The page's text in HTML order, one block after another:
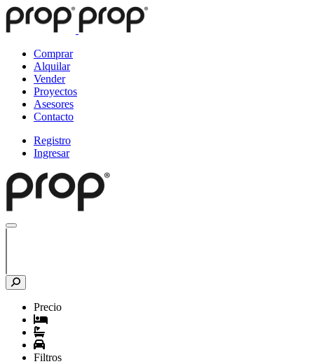
Comprar
Alquilar
Vender
Proyectos
Asesores
Contacto
Registro
Ingresar
Precio
Filtros